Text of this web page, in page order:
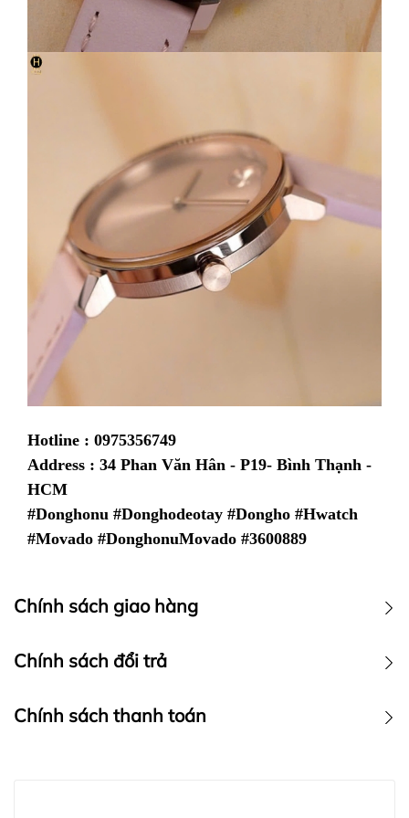
Hotline : 0975356749
Address : 34 Phan Văn Hân - P19- Bình Thạnh -
HCM
#Donghonu #Donghodeotay #Dongho #Hwatch
#Movado #DonghonuMovado #3600889
Chính sách giao hàng
Chính sách vận chuyển
Chính sách đổi trả
Chính sách thanh toán